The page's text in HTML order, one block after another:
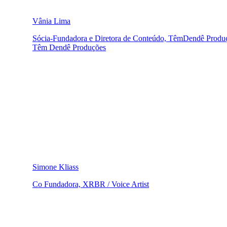
Vânia Lima
Sócia-Fundadora e Diretora de Conteúdo, TêmDendê
Têm Dendê Produções
Simone Kliass
Co Fundadora, XRBR / Voice Artist